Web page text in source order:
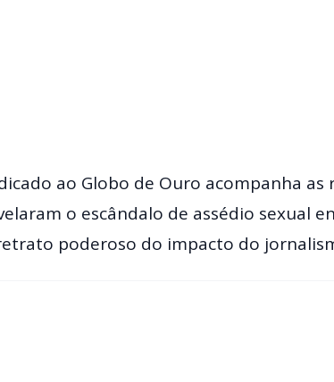
ao Globo de Ouro acompanha as
o escândalo de assédio sexual
poderoso do impacto do